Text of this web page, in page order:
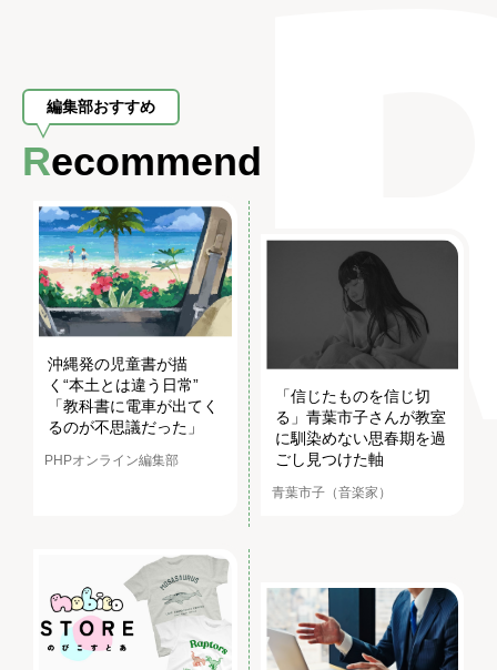
編集部おすすめ
Recommend
沖縄発の児童書が描
く“本土とは違う日常”
「教科書に電車が出てく
るのが不思議だった」
PHPオンライン編集部
「信じたものを信じ切
る」青葉市子さんが教室
に馴染めない思春期を過
ごし見つけた軸
青葉市子（音楽家）